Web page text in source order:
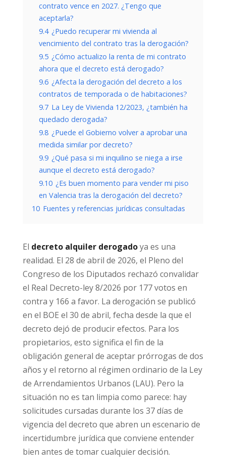
contrato vence en 2027. ¿Tengo que
aceptarla?
9.4 ¿Puedo recuperar mi vivienda al
vencimiento del contrato tras la derogación?
9.5 ¿Cómo actualizo la renta de mi contrato
ahora que el decreto está derogado?
9.6 ¿Afecta la derogación del decreto a los
contratos de temporada o de habitaciones?
9.7 La Ley de Vivienda 12/2023, ¿también ha
quedado derogada?
9.8 ¿Puede el Gobierno volver a aprobar una
medida similar por decreto?
9.9 ¿Qué pasa si mi inquilino se niega a irse
aunque el decreto está derogado?
9.10 ¿Es buen momento para vender mi piso
en Valencia tras la derogación del decreto?
10 Fuentes y referencias jurídicas consultadas
El decreto alquiler derogadoya es una
realidad. El 28 de abril de 2026, el Pleno del
Congreso de los Diputados rechazó convalidar
el Real Decreto-ley 8/2026 por 177 votos en
contra y 166 a favor. La derogación se publicó
en el BOE el 30 de abril, fecha desde la que el
decreto dejó de producir efectos. Para los
propietarios, esto significa el fin de la
obligación general de aceptar prórrogas de dos
años y el retorno al régimen ordinario de la Ley
de Arrendamientos Urbanos (LAU). Pero la
situación no es tan limpia como parece: hay
solicitudes cursadas durante los 37 días de
vigencia del decreto que abren un escenario de
incertidumbre jurídica que conviene entender
bien antes de tomar cualquier decisión.